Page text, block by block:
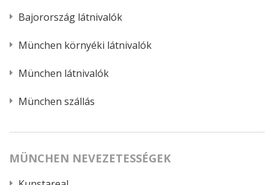
Bajorország látnivalók
München környéki látnivalók
München látnivalók
München szállás
MÜNCHEN NEVEZETESSÉGEK